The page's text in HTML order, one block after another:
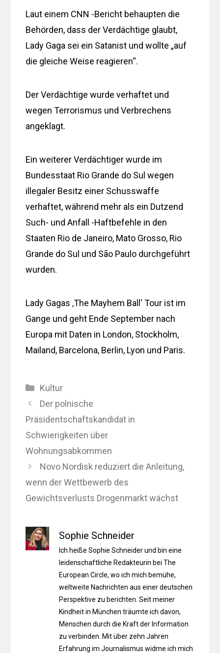
Laut einem CNN -Bericht behaupten die
Behörden, dass der Verdächtige glaubt,
Lady Gaga sei ein Satanist und wollte „auf
die gleiche Weise reagieren“.
Der Verdächtige wurde verhaftet und
wegen Terrorismus und Verbrechens
angeklagt.
Ein weiterer Verdächtiger wurde im
Bundesstaat Rio Grande do Sul wegen
illegaler Besitz einer Schusswaffe
verhaftet, während mehr als ein Dutzend
Such- und Anfall -Haftbefehle in den
Staaten Rio de Janeiro, Mato Grosso, Rio
Grande do Sul und São Paulo durchgeführt
wurden.
Lady Gagas ‚The Mayhem Ball‘ Tour ist im
Gange und geht Ende September nach
Europa mit Daten in London, Stockholm,
Mailand, Barcelona, ​​Berlin, Lyon und Paris.
Kategorien
Kultur
Der polnische
Präsidentschaftskandidat in
Schwierigkeiten über
Wohnungsabkommen
Novo Nordisk reduziert die Anleitung,
wenn der Wettbewerb des
Gewichtsverlusts Drogenmarkt wächst
Sophie Schneider
Ich heiße Sophie Schneider und bin eine
leidenschaftliche Redakteurin bei The
European Circle, wo ich mich bemühe,
weltweite Nachrichten aus einer deutschen
Perspektive zu berichten. Seit meiner
Kindheit in München träumte ich davon,
Menschen durch die Kraft der Information
zu verbinden. Mit über zehn Jahren
Erfahrung im Journalismus widme ich mich